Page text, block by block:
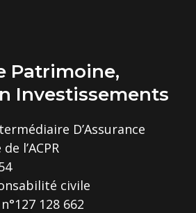
Patrimoine,
Investissements
D’Assurance
l’ACPR
civile
128 662